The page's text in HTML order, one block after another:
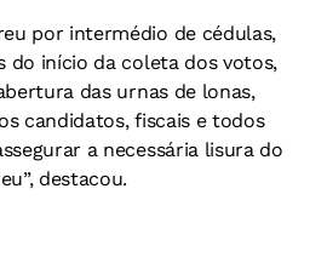
por intermédio de cédulas,
do início da coleta dos votos,
das urnas de lonas,
candidatos, fiscais e todos
a necessária lisura do
destacou.